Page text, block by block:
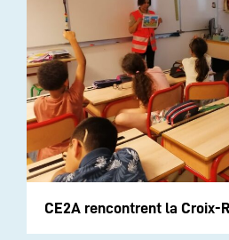
CE2A rencontrent la Croix-